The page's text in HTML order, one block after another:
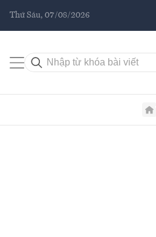
Thứ Sáu, 07/08/2026